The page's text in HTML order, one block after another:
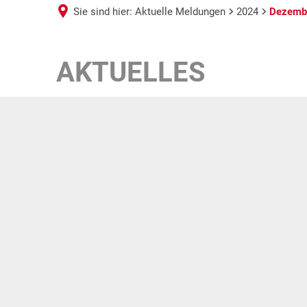
Sie sind hier: Aktuelle Meldungen 2024
Dezember
AKTUELLES